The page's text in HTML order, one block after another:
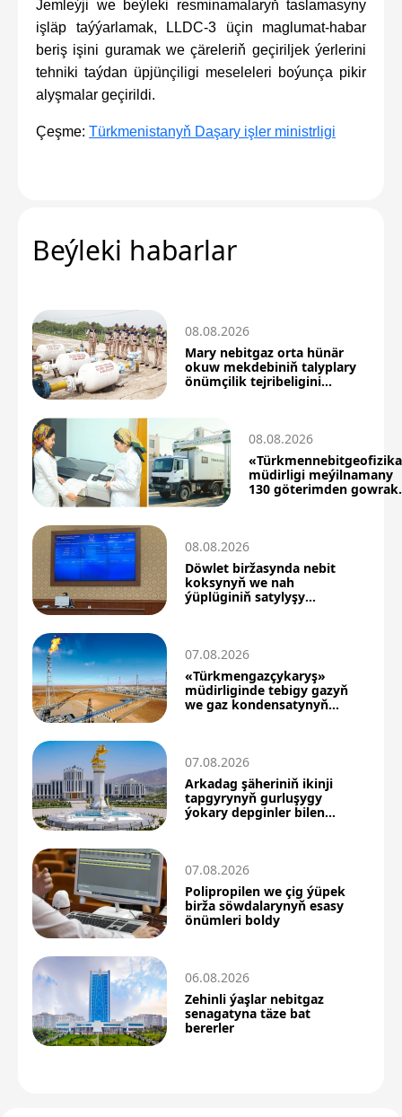
Jemleýji we beýleki resminamalaryň taslamasyny
işläp taýýarlamak, LLDC-3 üçin maglumat-habar
beriş işini guramak we çäreleriň geçiriljek ýerlerini
tehniki taýdan üpjünçiligi meseleleri boýunça pikir
alyşmalar geçirildi.
Çeşme: Türkmenistanyň Daşary işler ministrligi
Beýleki habarlar
08.08.2026
Mary nebitgaz orta hünär
okuw mekdebiniň talyplary
önümçilik tejribeligini
08.08.2026
müdirligi meýilnamany
130 göterimden gowrak
08.08.2026
Döwlet biržasynda nebit
koksynyň we nah
ýüplüginiň satylyşy
07.08.2026
«Türkmengazçykaryş»
müdirliginde tebigy gazyň
we gaz kondensatynyň
07.08.2026
Arkadag şäheriniň ikinji
tapgyrynyň gurluşygy
ýokary depginler bilen
07.08.2026
Polipropilen we çig ýüpek
birža söwdalarynyň esasy
önümleri boldy
06.08.2026
Zehinli ýaşlar nebitgaz
senagatyna täze bat
bererler